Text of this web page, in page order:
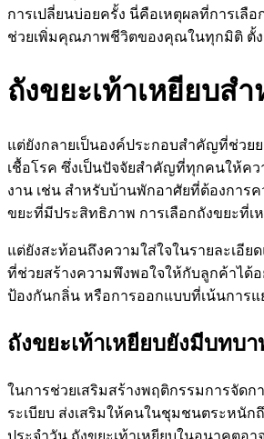
การเปลี่ยนบ่อยครั้ง นี่คือเหตุผลที่การเ
ช่วยเพิ่มคุณภาพชีวิตของคุณในทุกมิติ ตั้ง
ถังขยะเท้าเหยียบส
แต่ยังกลายเป็นองค์ประกอบสำคัญที่ช่วย
เชื้อโรค ซึ่งเป็นปัจจัยสำคัญที่ทุกคนให้ค
งาน เช่น สำหรับบ้านพักอาศัยที่ต้องการ
ขยะที่มีประสิทธิภาพ การเลือกถังขยะที่
แต่ยังสะท้อนถึงความใส่ใจในรายละเอี
ที่ช่วยสร้างความพึงพอใจให้กับลูกค้าได้
ป้องกันกลิ่น หรือการออกแบบที่เน้นการ
ถังขยะเท้าเหยียบยังมีบทบ
ในการช่วยเสริมสร้างพฤติกรรมการจัด
ระเบียบ ส่งเสริมให้คนในชุมชนตระหนั
ประจำวัน ถังขยะเท้าเหยียบในอนาคตอ